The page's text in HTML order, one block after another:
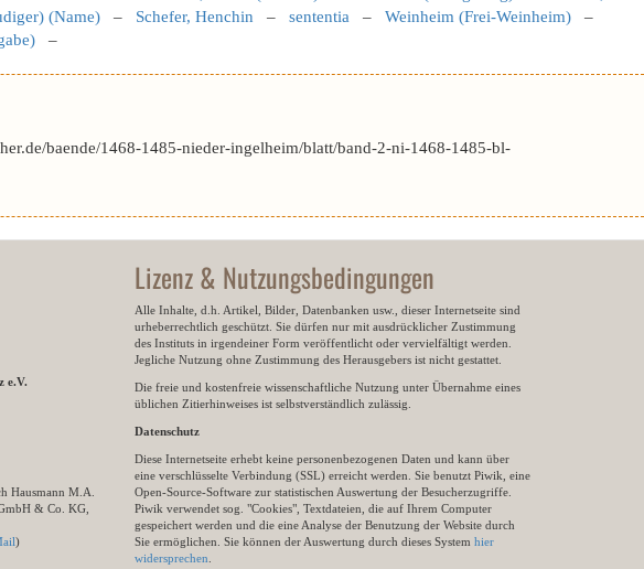
(Name) – Schefer, Henchin – sententia – Weinheim (Frei-Weinheim) –
–
baende/1468-1485-nieder-ingelheim/blatt/band-2-ni-1468-1485-bl-
e.V.
Hausmann M.A.
& Co. KG,
)
Lizenz & Nutzungsbedingungen
Alle Inhalte, d.h. Artikel, Bilder, Datenbanken usw., dieser Internetseite sind
urheberrechtlich geschützt. Sie dürfen nur mit ausdrücklicher Zustimmung
des Instituts in irgendeiner Form veröffentlicht oder vervielfältigt werden.
Jegliche Nutzung ohne Zustimmung des Herausgebers ist nicht gestattet.
Die freie und kostenfreie wissenschaftliche Nutzung unter Übernahme eines
üblichen Zitierhinweises ist selbstverständlich zulässig.
Datenschutz
Diese Internetseite erhebt keine personenbezogenen Daten und kann über
eine verschlüsselte Verbindung (SSL) erreicht werden. Sie benutzt Piwik, eine
Open-Source-Software zur statistischen Auswertung der Besucherzugriffe.
Piwik verwendet sog. "Cookies", Textdateien, die auf Ihrem Computer
gespeichert werden und die eine Analyse der Benutzung der Website durch
Sie ermöglichen. Sie können der Auswertung durch dieses System hier
widersprechen